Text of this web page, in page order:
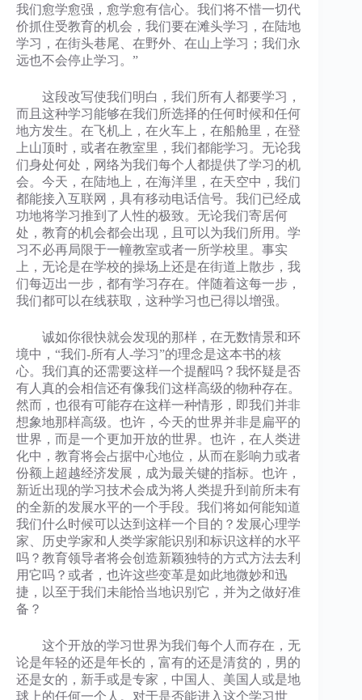
我们愈学愈强，愈学愈有信心。我们将不惜一切代
价抓住受教育的机会，我们要在滩头学习，在陆地
学习，在街头巷尾、在野外、在山上学习；我们永
远也不会停止学习。”
这段改写使我们明白，我们所有人都要学习，
而且这种学习能够在我们所选择的任何时候和任何
地方发生。在飞机上，在火车上，在船舱里，在登
上山顶时，或者在教室里，我们都能学习。无论我
们身处何处，网络为我们每个人都提供了学习的机
会。今天，在陆地上，在海洋里，在天空中，我们
都能接入互联网，具有移动电话信号。我们已经成
功地将学习推到了人性的极致。无论我们寄居何
处，教育的机会都会出现，且可以为我们所用。学
习不必再局限于一幢教室或者一所学校里。事实
上，无论是在学校的操场上还是在街道上散步，我
们每迈出一步，都有学习存在。伴随着这每一步，
我们都可以在线获取，这种学习也已得以增强。
诚如你很快就会发现的那样，在无数情景和环
境中，“我们-所有人-学习”的理念是这本书的核
心。我们真的还需要这样一个提醒吗？我怀疑是否
有人真的会相信还有像我们这样高级的物种存在。
然而，也很有可能存在这样一种情形，即我们并非
想象地那样高级。也许，今天的世界并非是扁平的
世界，而是一个更加开放的世界。也许，在人类进
化中，教育将会占据中心地位，从而在影响力或者
份额上超越经济发展，成为最关键的指标。也许，
新近出现的学习技术会成为将人类提升到前所未有
的全新的发展水平的一个手段。我们将如何能知道
我们什么时候可以达到这样一个目的？发展心理学
家、历史学家和人类学家能识别和标识这样的水平
吗？教育领导者将会创造新颖独特的方式方法去利
用它吗？或者，也许这些变革是如此地微妙和迅
捷，以至于我们未能恰当地识别它，并为之做好准
备？
这个开放的学习世界为我们每个人而存在，无
论是年轻的还是年长的，富有的还是清贫的，男的
还是女的，新手或是专家，中国人、美国人或是地
球上的任何一个人。对于是否能进入这个学习世